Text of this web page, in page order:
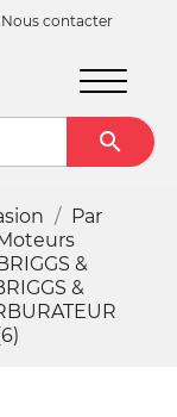
Nous contacter

Par
&
&